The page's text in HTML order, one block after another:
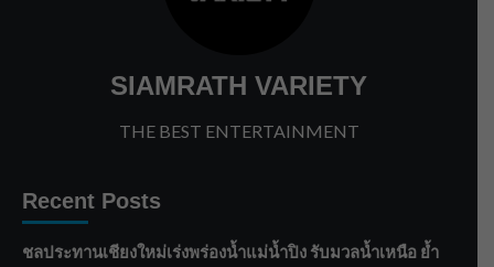
SIAMRATH VARIETY
THE BEST ENTERTAINMENT
Recent Posts
ชลประทานเชียงใหม่เร่งพร่องน้ำแม่น้ำปิง รับมวลน้ำเหนือ ย้ำ